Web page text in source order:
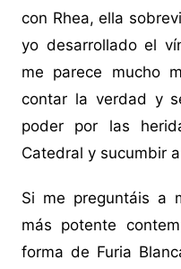
con Rhea, ella
yo desarrollado el
me parece mucho
contar la verdad y
poder por las
Catedral y sucumbir
Si me preguntáis a
más potente
forma de Furia